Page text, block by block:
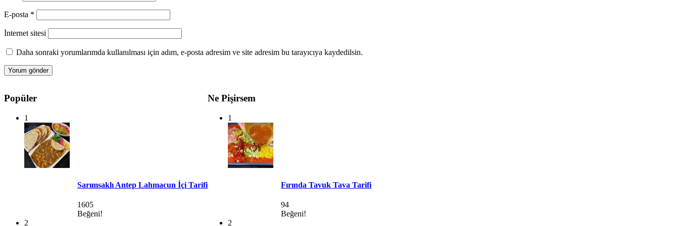
E-posta *
İnternet sitesi
Daha sonraki yorumlarımda kullanılması için adım, e-posta adresim ve site adresim bu tarayıcıya kaydedilsin.
Popüler
1
Sarımsaklı Antep Lahmacun İçi Tarifi
1605
Beğeni!
2
Ne Pişirsem
1
Fırında Tavuk Tava Tarifi
94
Beğeni!
2